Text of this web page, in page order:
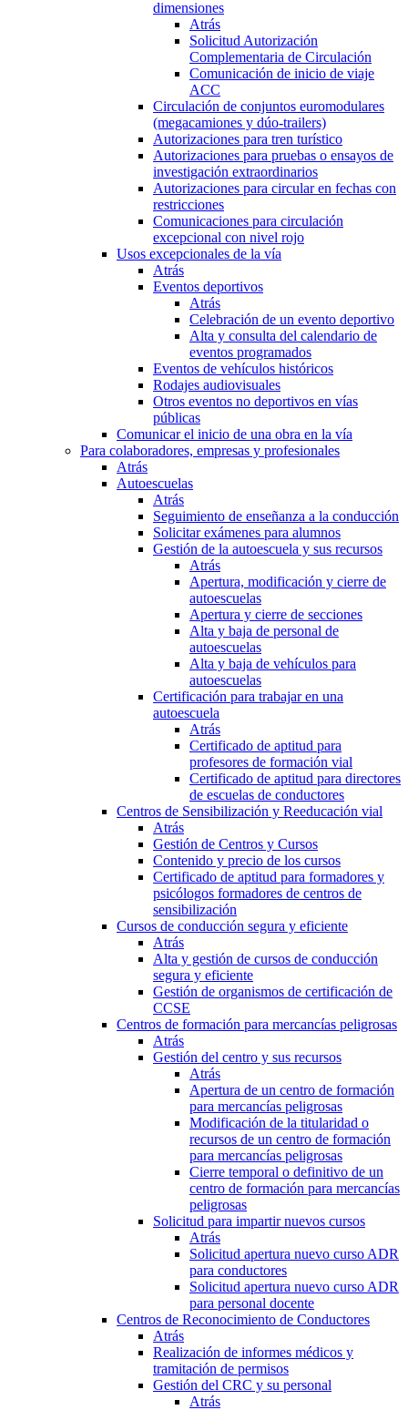
dimensiones
Atrás
Solicitud Autorización
Complementaria de Circulación
Comunicación de inicio de viaje
ACC
Circulación de conjuntos euromodulares
(megacamiones y dúo-trailers)
Autorizaciones para tren turístico
Autorizaciones para pruebas o ensayos de
investigación extraordinarios
Autorizaciones para circular en fechas con
restricciones
Comunicaciones para circulación
excepcional con nivel rojo
Usos excepcionales de la vía
Atrás
Eventos deportivos
Atrás
Celebración de un evento deportivo
Alta y consulta del calendario de
eventos programados
Eventos de vehículos históricos
Rodajes audiovisuales
Otros eventos no deportivos en vías
públicas
Comunicar el inicio de una obra en la vía
Para colaboradores, empresas y profesionales
Atrás
Autoescuelas
Atrás
Seguimiento de enseñanza a la conducción
Solicitar exámenes para alumnos
Gestión de la autoescuela y sus recursos
Atrás
Apertura, modificación y cierre de
autoescuelas
Apertura y cierre de secciones
Alta y baja de personal de
autoescuelas
Alta y baja de vehículos para
autoescuelas
Certificación para trabajar en una
autoescuela
Atrás
Certificado de aptitud para
profesores de formación vial
Certificado de aptitud para directores
de escuelas de conductores
Centros de Sensibilización y Reeducación vial
Atrás
Gestión de Centros y Cursos
Contenido y precio de los cursos
Certificado de aptitud para formadores y
psicólogos formadores de centros de
sensibilización
Cursos de conducción segura y eficiente
Atrás
Alta y gestión de cursos de conducción
segura y eficiente
Gestión de organismos de certificación de
CCSE
Centros de formación para mercancías peligrosas
Atrás
Gestión del centro y sus recursos
Atrás
Apertura de un centro de formación
para mercancías peligrosas
Modificación de la titularidad o
recursos de un centro de formación
para mercancías peligrosas
Cierre temporal o definitivo de un
centro de formación para mercancías
peligrosas
Solicitud para impartir nuevos cursos
Atrás
Solicitud apertura nuevo curso ADR
para conductores
Solicitud apertura nuevo curso ADR
para personal docente
Centros de Reconocimiento de Conductores
Atrás
Realización de informes médicos y
tramitación de permisos
Gestión del CRC y su personal
Atrás